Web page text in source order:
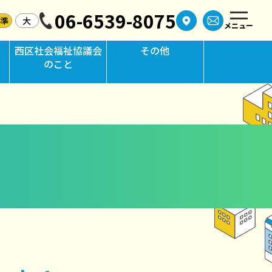
大 06-6539-8075 メニュー
西区社会福祉協議会
のこと
その他